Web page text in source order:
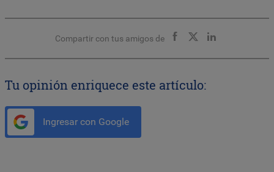
Compartir con tus amigos de
Tu opinión enriquece este artículo:
Ingresar con Google